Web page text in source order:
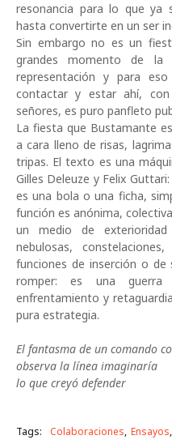
resonancia para lo que ya
hasta convertirte en un ser
Sin embargo no es un
grandes momento de
representación y para
contactar y estar ahí,
señores, es puro panfleto
La fiesta que Bustamante
a cara lleno de risas,
tripas. El texto es una
Gilles Deleuze y Felix
es una bola o una ficha,
función es anónima,
un medio de
nebulosas,
funciones de inserción o de
romper: es una
enfrentamiento y
pura estrategia.
El fantasma de un comando
observa la línea imaginaría
lo que creyó defender
Tags: Colaboraciones Ensayos